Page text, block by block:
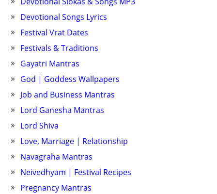
Devotional Songs Lyrics
Festival Vrat Dates
Festivals & Traditions
Gayatri Mantras
God | Goddess Wallpapers
Job and Business Mantras
Lord Ganesha Mantras
Lord Shiva
Love, Marriage | Relationship
Navagraha Mantras
Neivedhyam | Festival Recipes
Pregnancy Mantras